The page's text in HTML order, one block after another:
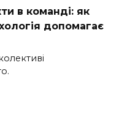
в команді: як
допомагає